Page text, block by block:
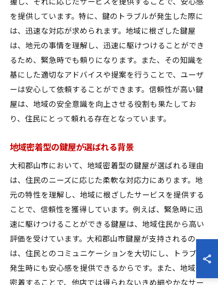
握し、それに応じたサービスを提供することで、安心感
を提供しています。特に、鍵のトラブルが発生した際に
は、迅速な対応が求められます。地域に根ざした鍵屋
は、地元の事情を理解し、迅速に駆けつけることができ
るため、緊急時でも頼りになります。また、その知識を
基にした適切なアドバイスや提案を行うことで、ユーザ
ーは安心して依頼することができます。信頼性が高い鍵
屋は、地域の安全意識を向上させる役割も果たしてお
り、住民にとって頼れる存在となっています。
地域密着型の鍵屋が選ばれる背景
大和郡山市において、地域密着型の鍵屋が選ばれる理由
は、住民のニーズに応じた柔軟な対応力にあります。地
元の特性を理解し、地域に根ざしたサービスを提供する
ことで、信頼性を獲得しています。例えば、緊急時に迅
速に駆けつけることができる鍵屋は、地域住民から高い
評価を受けています。大和郡山市鍵屋が支持されるの
は、住民とのコミュニケーションを大切にし、トラブル
発生時にも安心感を提供できるからです。また、地域に
密着することで、他店では得られないきめ細やかなサー